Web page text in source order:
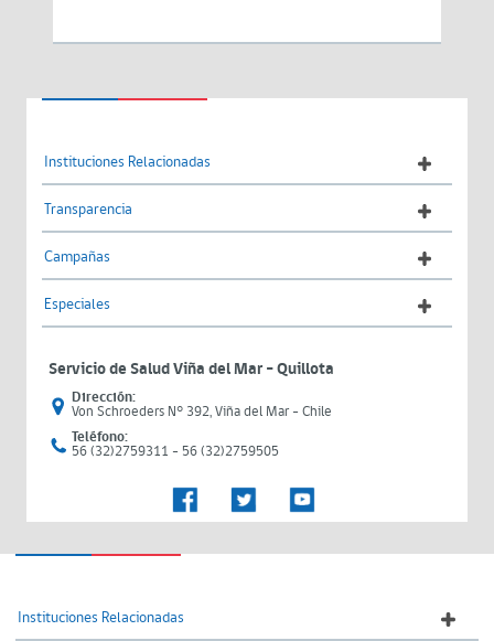
Instituciones Relacionadas
Transparencia
Campañas
Especiales
Servicio de Salud Viña del Mar – Quillota
Dirección:
Von Schroeders N° 392, Viña del Mar - Chile
Teléfono:
56 (32)2759311 - 56 (32)2759505
Instituciones Relacionadas